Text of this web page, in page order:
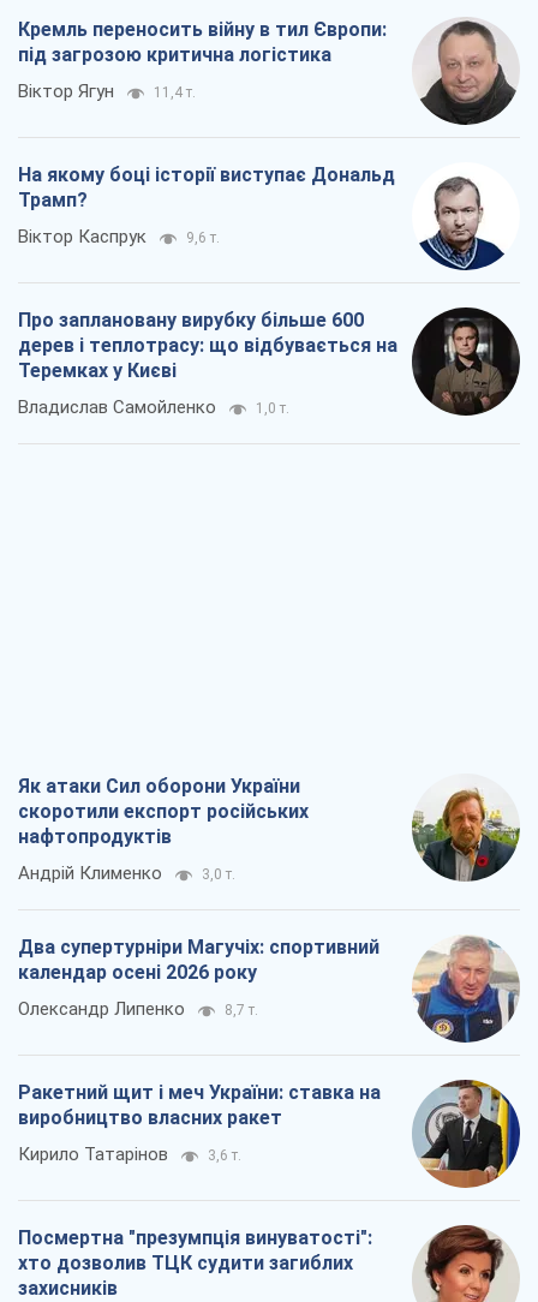
Кремль переносить війну в тил Європи:
під загрозою критична логістика
Віктор Ягун 11,4 т.
На якому боці історії виступає Дональд
Трамп?
Віктор Каспрук 9,6 т.
Про заплановану вирубку більше 600
дерев і теплотрасу: що відбувається на
Теремках у Києві
Владислав Самойленко 1,0 т.
Як атаки Сил оборони України
скоротили експорт російських
нафтопродуктів
Андрій Клименко 3,0 т.
Два супертурніри Магучіх: спортивний
календар осені 2026 року
Олександр Липенко 8,7 т.
Ракетний щит і меч України: ставка на
виробництво власних ракет
Кирило Татарінов 3,6 т.
Посмертна "презумпція винуватості":
хто дозволив ТЦК судити загиблих
захисників